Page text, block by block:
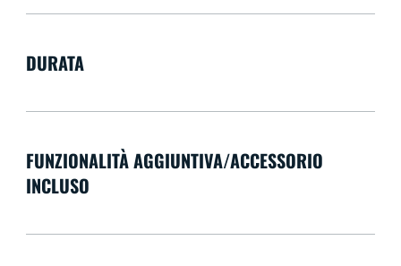
DURATA
FUNZIONALITÀ AGGIUNTIVA/ACCESSORIO
INCLUSO